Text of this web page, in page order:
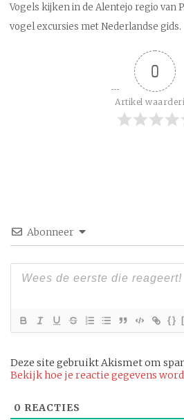
Vogels kijken in de Alentejo regio van
vogel excursies met Nederlandse gids.
0
Artikel
Abonneer
{}
Deze site gebruikt Akismet om
Bekijk hoe je reactie gegevens
0 REACTIES